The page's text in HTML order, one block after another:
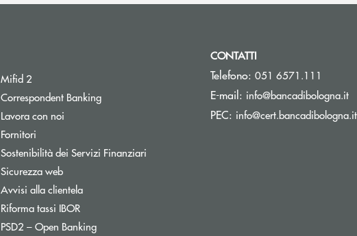
Mifid 2
Correspondent Banking
Lavora con noi
Fornitori
Sostenibilità dei Servizi Finanziari
Sicurezza web
Avvisi alla clientela
Riforma tassi IBOR
PSD2 – Open BankingApre una nuova finestra
CONTATTI
Telefono: 051 6571.111
E-mail: info@bancadibologna.it
PEC: info@cert.bancadibologna.it